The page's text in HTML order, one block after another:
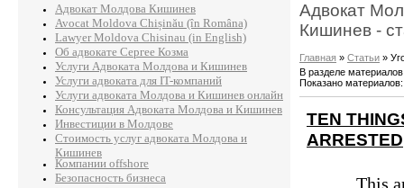
Адвокат Молдова Кишинев
Avocat Moldova Chișinău (în Româna)
Lawyer Moldova Chisinau (in English)
Об адвокате Сергее Козма
Услуги Адвоката Молдова и Кишинев
Услуги адвоката для IT-компаний
Услуги адвоката Молдова и Кишинев онлайн
Консультация Адвоката Молдова и Кишинев
Инвестиции в Молдове
Стоимость услуг адвоката Молдова и
Кишинев
Компании offshore
Безопасность бизнеса
Адвокат
Кишинев -
Главная » Статьи »
В разделе материалов
Показано материалов
TEN
ARRESTED
This